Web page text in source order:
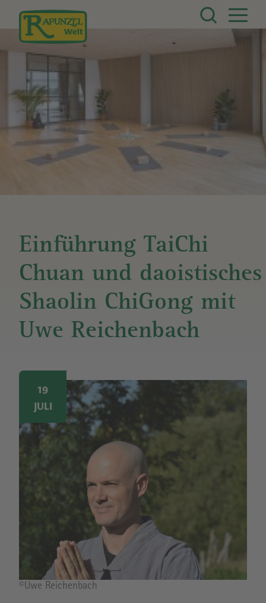
Direkt zum Inhalt
Einführung TaiChi
Chuan und daoistisches
Shaolin ChiGong mit
Uwe Reichenbach
Image
Bildrechte
©Uwe Reichenbach
19
JULI